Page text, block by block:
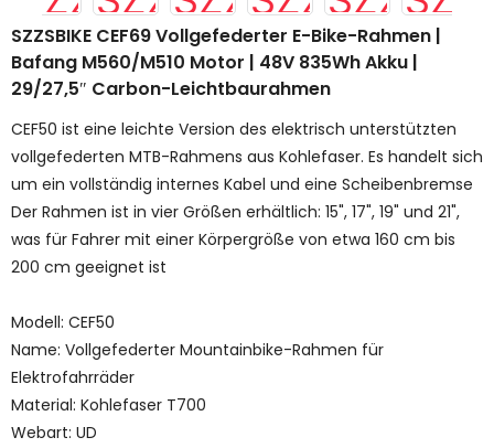
SZZSBIKE CEF69 Vollgefederter E-Bike-Rahmen |
Bafang M560/M510 Motor | 48V 835Wh Akku |
29/27,5″ Carbon-Leichtbaurahmen
CEF50 ist eine leichte Version des elektrisch unterstützten
vollgefederten MTB-Rahmens aus Kohlefaser. Es handelt sich
um ein vollständig internes Kabel und eine Scheibenbremse
Der Rahmen ist in vier Größen erhältlich: 15", 17", 19" und 21",
was für Fahrer mit einer Körpergröße von etwa 160 cm bis
200 cm geeignet ist
Modell: CEF50
Name: Vollgefederter Mountainbike-Rahmen für
Elektrofahrräder
Material: Kohlefaser T700
Webart: UD